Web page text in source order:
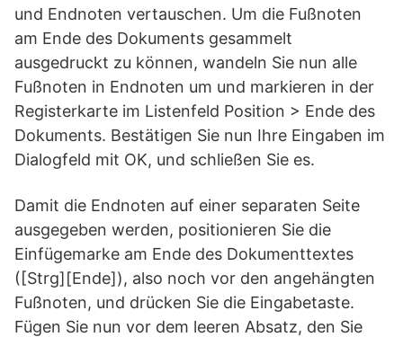
und Endnoten vertauschen. Um die Fußnoten
am Ende des Dokuments gesammelt
ausgedruckt zu können, wandeln Sie nun alle
Fußnoten in Endnoten um und markieren in der
Registerkarte im Listenfeld Position > Ende des
Dokuments. Bestätigen Sie nun Ihre Eingaben im
Dialogfeld mit OK, und schließen Sie es.
Damit die Endnoten auf einer separaten Seite
ausgegeben werden, positionieren Sie die
Einfügemarke am Ende des Dokumenttextes
([Strg][Ende]), also noch vor den angehängten
Fußnoten, und drücken Sie die Eingabetaste.
Fügen Sie nun vor dem leeren Absatz, den Sie